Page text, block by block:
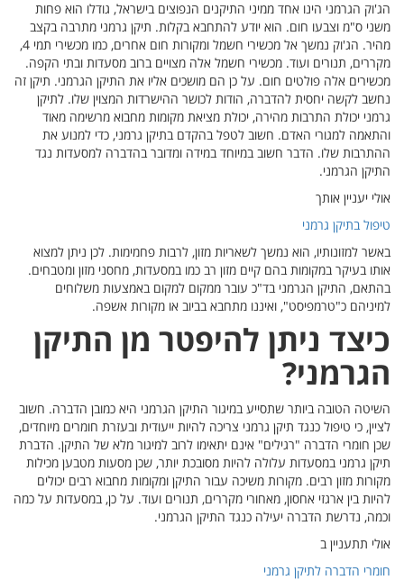
פחות
בקצב
מהיר. הג'וק נמשך אל מכשירי חשמל ומקורות חום אחרים, כמו מכשירי תמי 4,
הקפה.
תיקן זה
לתיקן
מאוד
את
נגד
למצוא
חשוב
מיוחדים,
הדברת
מכילות
על כמה